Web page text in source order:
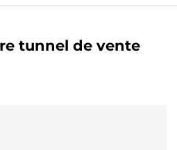
tunnel de vente